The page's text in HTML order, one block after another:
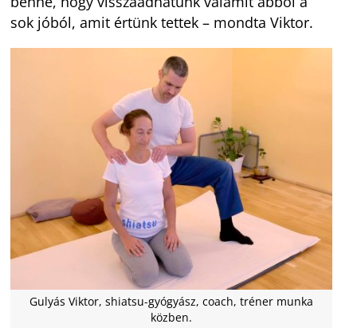
sok jóból, amit értünk tettek – mondta Viktor.
Gulyás Viktor, shiatsu-gyógyász, coach, tréner munka
közben.